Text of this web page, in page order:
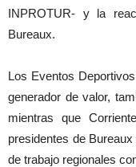
INPROTUR- y la
Bureaux.
Los Eventos
generador de valor,
mientras que
presidentes de
de trabajo regionales